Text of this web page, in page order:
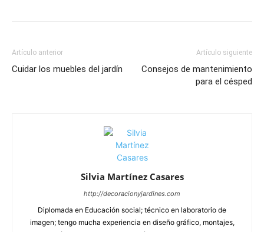
Artículo anterior
Cuidar los muebles del jardín
Artículo siguiente
Consejos de mantenimiento
para el césped
Silvia Martínez Casares
http://decoracionyjardines.com
Diplomada en Educación social; técnico en laboratorio de
imagen; tengo mucha experiencia en diseño gráfico, montajes,